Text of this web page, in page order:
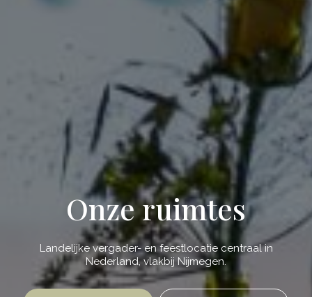
Onze ruimtes
Landelijke vergader- en feestlocatie centraal in
Nederland, vlakbij Nijmegen.